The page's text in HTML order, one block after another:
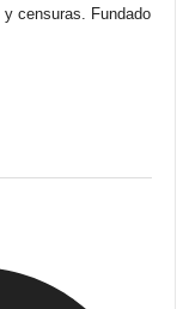
censuras. Fundado